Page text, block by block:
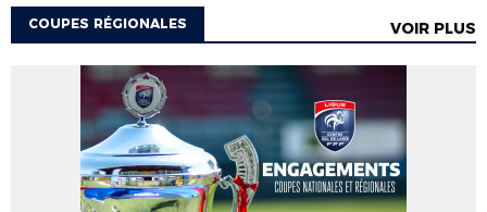
COUPES RÉGIONALES VOIR PLUS